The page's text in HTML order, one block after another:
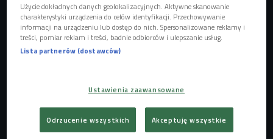
Fisz w klubie Wytwórnia w Łodzi Foto: Bartosz Księżak / Forum
artysta całe nagranie wyprodukował. Utwór powstał z okazji
11 rocznicy premiery albumu "
Wojtek w Czechosłowacji
Wojtek Mazolewski Quintet, nagranego z DJ-skim
Użycie dokładnych danych geolokalizacyjnych. Aktywne skanowanie
charakterystyki urządzenia do celów identyfikacji. Przechowywanie
informacji na urządzeniu lub dostęp do nich. Spersonalizowane reklamy i
treści, pomiar reklam i treści, badnie odbiorców i ulepszanie usług.
Lista partnerów (dostawców)
Ustawienia zaawansowane
Odrzucenie wszystkich Akceptuję wszystkie